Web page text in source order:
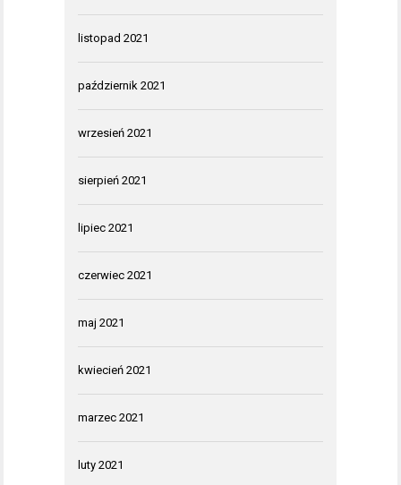
listopad 2021
październik 2021
wrzesień 2021
sierpień 2021
lipiec 2021
czerwiec 2021
maj 2021
kwiecień 2021
marzec 2021
luty 2021